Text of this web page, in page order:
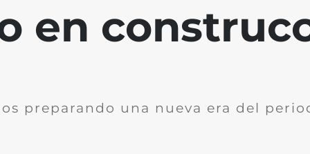
en
preparando una nueva era del